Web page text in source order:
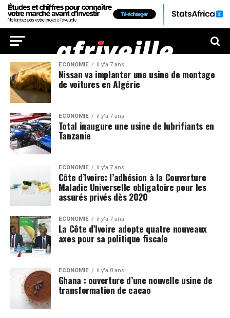
ECONOMIE il y'a 7 ans
Nissan va implanter une usine de montage
de voitures en Algérie
ECONOMIE il y'a 7 ans
Total inaugure une usine de lubrifiants en
Tanzanie
ECONOMIE il y'a 7 ans
Côte d’Ivoire: l’adhésion à la Couverture
Maladie Universelle obligatoire pour les
assurés privés dès 2020
ECONOMIE il y'a 7 ans
La Côte d’Ivoire adopte quatre nouveaux
axes pour sa politique fiscale
ECONOMIE il y'a 8 ans
Ghana : ouverture d’une nouvelle usine de
transformation de cacao